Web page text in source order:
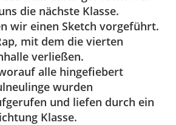
die nächste Klasse.
wir einen Sketch vorgeführt.
mit dem die vierten
verließen.
alle hingefiebert
wurden
und liefen durch ein
Klasse.